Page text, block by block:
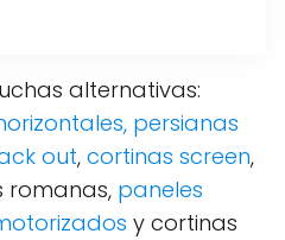
alternativas:
persianas
out, cortinas screen,
romanas, paneles
y cortinas